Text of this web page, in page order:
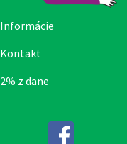
Informácie
Kontakt
2% z dane